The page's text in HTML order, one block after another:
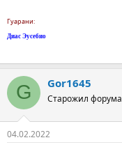
Гуарани:
Диас Эусебио
G Gor1645
Старожил форума
04.02.2022